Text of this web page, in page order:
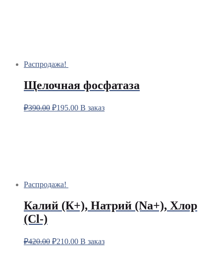
Распродажа!
Щелочная фосфатаза
₽390.00 ₽195.00 В заказ
Распродажа!
Калий (К+), Натрий (Na+), Хлор
(Сl-)
₽420.00 ₽210.00 В заказ